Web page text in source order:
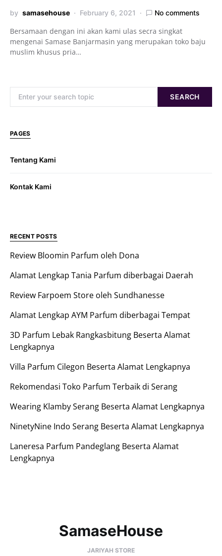
by samasehouse February 6, 2021 No comments
Bersamaan dengan ini akan kami ulas secra singkat
mengenai Samase Banjarmasin yang merupakan toko baju
muslim khusus pria…
SEARCH
PAGES
Tentang Kami
Kontak Kami
RECENT POSTS
Review Bloomin Parfum oleh Dona
Alamat Lengkap Tania Parfum diberbagai Daerah
Review Farpoem Store oleh Sundhanesse
Alamat Lengkap AYM Parfum diberbagai Tempat
3D Parfum Lebak Rangkasbitung Beserta Alamat
Lengkapnya
Villa Parfum Cilegon Beserta Alamat Lengkapnya
Rekomendasi Toko Parfum Terbaik di Serang
Wearing Klamby Serang Beserta Alamat Lengkapnya
NinetyNine Indo Serang Beserta Alamat Lengkapnya
Laneresa Parfum Pandeglang Beserta Alamat
Lengkapnya
SamaseHouse
JARIYAH STORE